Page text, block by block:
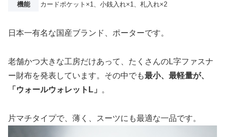
機能
カードポケット×1、小銭入れ×1、札入れ×2
日本一有名な国産ブランド、ポーターです。
老舗かつ大きな工房だけあって、たくさんのL字ファスナ
ー財布を発表しています。その中でも最小、最軽量が、
「ウォールウォレットL」
。
片マチタイプで、薄く、スーツにも最適な一品です。